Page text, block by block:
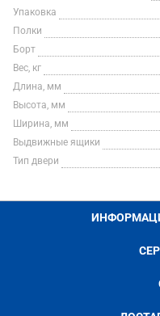
Упаковка
Полки
Борт
Вес, кг
Длина, мм
Высота, мм
Ширина, мм
Выдвижные ящики
Тип двери